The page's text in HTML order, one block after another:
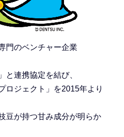
門のベンチャー企業
と連携協定を結び、
ロジェクト」を2015年より
豆が持つ甘み成分が明らか